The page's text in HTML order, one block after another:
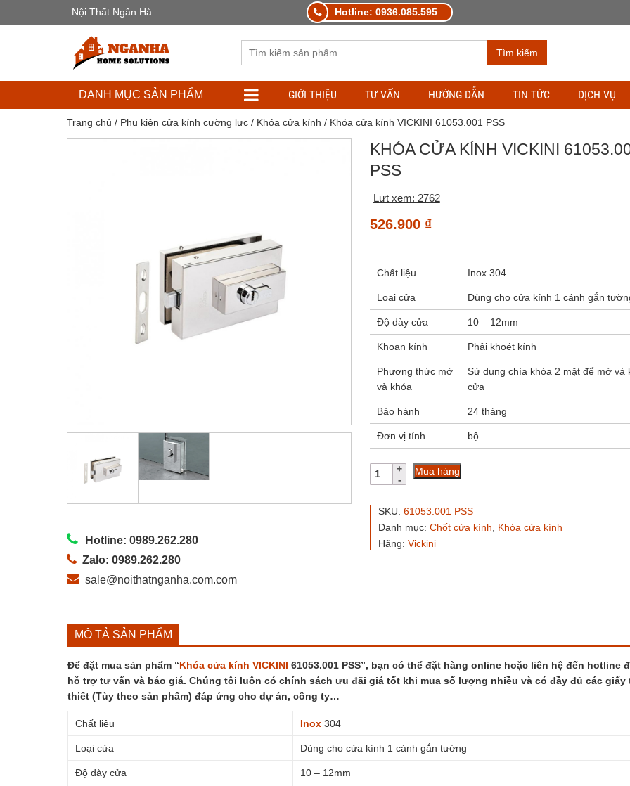
Nội Thất Ngân Hà Hotline: 0936.085.595
Tìm kiếm
DANH MỤC SẢN PHẨM GIỚI THIỆU TƯ VẤN HƯỚNG DẪN TIN TỨC DỊCH VỤ
Trang chủ / Phụ kiện cửa kính cường lực/ Khóa cửa kính / Khóa cửa kính VICKINI 61053.001 PSS
Hotline: 0989.262.280
Zalo: 0989.262.280
sale@noithatnganha.com.com
KHÓA CỬA KÍNH VICKINI
PSS
Lưt xem: 2762
526.900 ₫
Chất liệu Inox 304
Loại cửa Dùng cho cửa kính 1 cánh gắn
Độ dày cửa 10 – 12mm
Khoan kính Phải khoét kính
Phương thức mở
và khóa
Sử dung chìa khóa 2 mặt để mở và
cửa
Bảo hành 24 tháng
Đơn vị tính bộ
Khóa
VICKINI
PSS
số
Mua hàng
SKU: 61053.001 PSS
Danh mục: Chốt cửa kính
Khóa cửa kính
Hãng: Vickini
MÔ TẢ SẢN PHẨM
Để đặt mua sản phẩm “Khóa cửa kính VICKINI 61053.001 PSS”, bạn có thể đặt hàng online hoặc liên hệ đến hotline
hỗ trợ tư vấn và báo giá. Chúng tôi luôn có chính sách ưu đãi giá tốt khi mua số lượng nhiều và có đầy đủ các giấy
thiết (Tùy theo sản phẩm) đáp ứng cho dự án, công ty…
Chất liệu Inox304
Loại cửa Dùng cho cửa kính 1 cánh gắn tường
Độ dày cửa 10 – 12mm